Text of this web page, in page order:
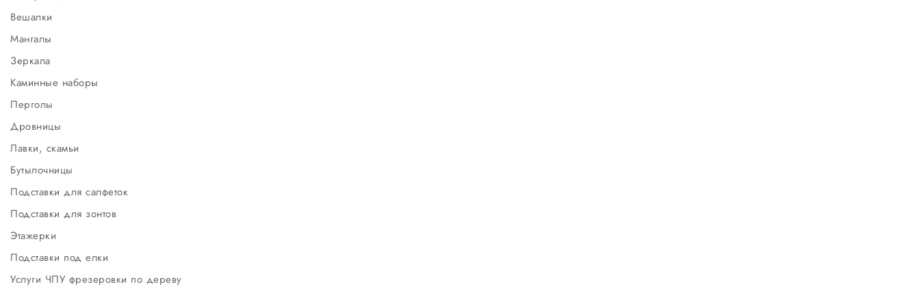
Вешалки
Мангалы
Зеркала
Каминные наборы
Перголы
Дровницы
Лавки, скамьи
Бутылочницы
Подставки для салфеток
Подставки для зонтов
Этажерки
Подставки под елки
Услуги ЧПУ фрезеровки по дереву